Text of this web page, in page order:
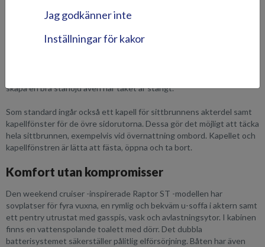
lounge-lik belysning. I och med taket ökar båtens användningsgrad
strömlinjeformade vindrutan sträcker sig långt ut på sidorna och ger
skapa en bra ståhöjd även när taket är stängt.
Som standard ingår också ett kapell för sittbrunnens akterdel samt
kapellfönster för de övre sidorutorna. Dessa gör det möjligt att täcka
hela sittbrunnen, exempelvis vid övernattning ombord. Kapellet och
kapellfönstren är lätta att fästa, öppna och ta bort.
Komfort utan kompromisser
Den weekend cruiser -inspirerade Raptor ST -modellen har
sovplatser för fyra vuxna, en rymlig och bekväm u-soffa i aktern samt
ett pentry utrustat med gasspis, vask och avlastningsytor. I kabinen
finns en vattenspolande toalett med dörr. Det dubbla
batterisystemet säkerställer pålitlig elförsörjning. Båten har även
Jag godkänner inte
Inställningar för kakor